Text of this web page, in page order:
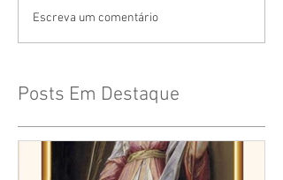
Escreva um comentário
Posts Em Destaque